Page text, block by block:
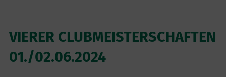
VIERER CLUBMEISTERSCHAFTEN
01./02.06.2024